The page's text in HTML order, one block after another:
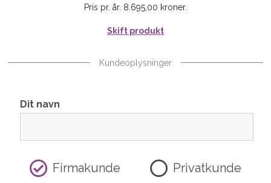
Pris pr. år. 8.695,00 kroner.
Skift produkt
Kundeoplysninger
Dit navn
Firmakunde Privatkunde